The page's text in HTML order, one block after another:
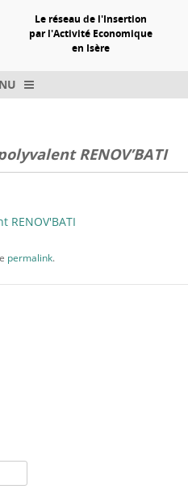
Le réseau de l'Insertion
par l'Activité Economique
en Isère
RENOV’BATI
RENOV'BATI
permalink.